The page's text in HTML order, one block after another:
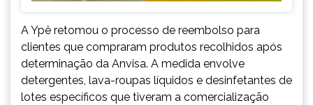
A Ypê retomou o processo de reembolso para
clientes que compraram produtos recolhidos após
determinação da Anvisa. A medida envolve
detergentes, lava-roupas líquidos e desinfetantes de
lotes específicos que tiveram a comercialização